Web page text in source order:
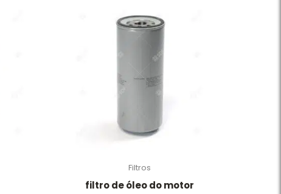
Filtros
filtro de óleo do motor